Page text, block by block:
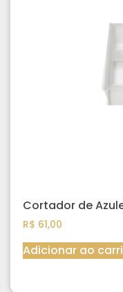
Cortador de
R$ 61,00
Adicionar ao